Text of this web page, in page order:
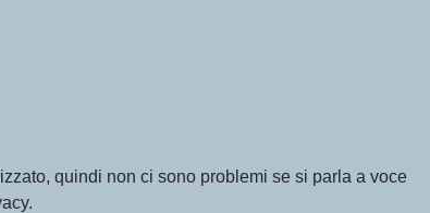
quindi non ci sono problemi se si parla a voce